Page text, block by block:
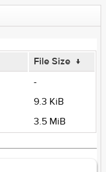
File Size ↓
-
9.3 KiB
3.5 MiB